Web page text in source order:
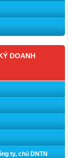
DOANH
ty, chủ DNTN